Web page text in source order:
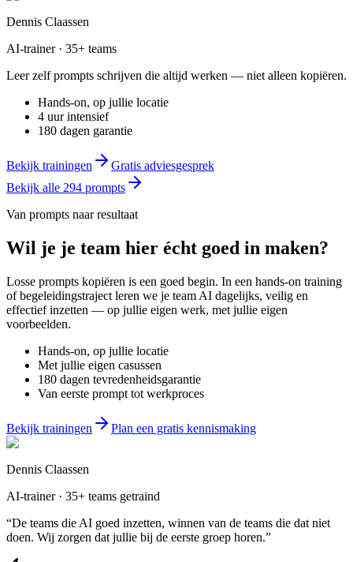
Dennis Claassen
AI-trainer · 35+ teams
Leer zelf prompts schrijven die altijd werken — niet alleen kopiëren.
Hands-on, op jullie locatie
4 uur intensief
180 dagen garantie
Bekijk trainingen
Gratis adviesgesprek
Bekijk alle 294 prompts
Van prompts naar resultaat
Wil je je team hier écht goed in maken?
Losse prompts kopiëren is een goed begin. In een hands-on training
of begeleidingstraject leren we je team AI dagelijks, veilig en
effectief inzetten — op jullie eigen werk, met jullie eigen
voorbeelden.
Hands-on, op jullie locatie
Met jullie eigen casussen
180 dagen tevredenheidsgarantie
Van eerste prompt tot werkproces
Bekijk trainingen Plan een gratis kennismaking
Dennis Claassen
AI-trainer · 35+ teams getraind
“De teams die AI goed inzetten, winnen van de teams die dat niet
doen. Wij zorgen dat jullie bij de eerste groep horen.”